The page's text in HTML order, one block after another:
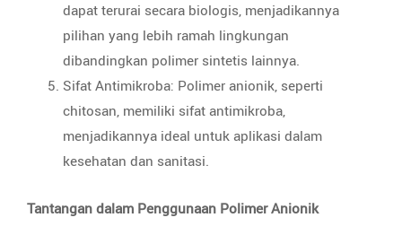
dapat terurai secara biologis, menjadikannya
pilihan yang lebih ramah lingkungan
dibandingkan polimer sintetis lainnya.
Sifat Antimikroba: Polimer anionik, seperti
chitosan, memiliki sifat antimikroba,
menjadikannya ideal untuk aplikasi dalam
kesehatan dan sanitasi.
Tantangan dalam Penggunaan Polimer Anionik